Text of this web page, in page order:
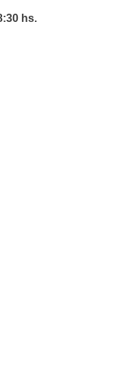
hs.